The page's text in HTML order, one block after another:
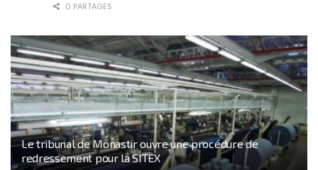
0 PARTAGES
Le tribunal de Monastir ouvre une procédure de
redressement pour la SITEX